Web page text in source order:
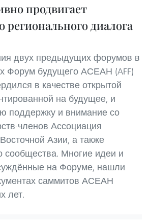
продвигает
регионального диалога
двух предыдущих форумов в
Форум будущего АСЕАН (AFF)
в качестве открытой
на будущее, и
поддержку и внимание со
членов Ассоциация
Азии, а также
сообщества. Многие идеи и
на Форуме, нашли
саммитов АСЕАН
лет.